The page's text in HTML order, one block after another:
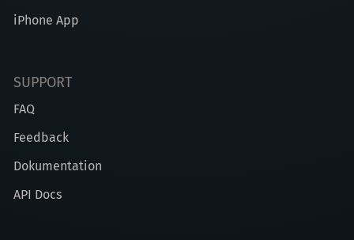
iPhone App
SUPPORT
FAQ
Feedback
Dokumentation
API Docs